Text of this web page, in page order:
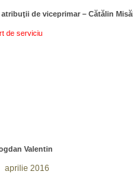
de viceprimar – Cătălin
de serviciu
Valentin
aprilie 2016